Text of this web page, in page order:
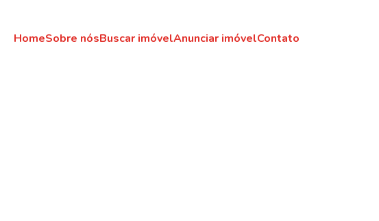
HomeSobre nósBuscar imóvelAnunciar imóvelContato